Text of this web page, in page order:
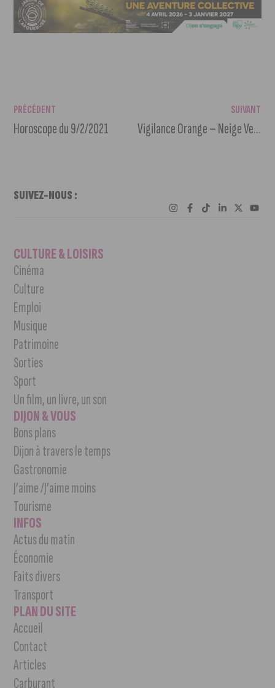
PRÉCÉDENT
Horoscope du 9/2/2021
SUIVANT
Vigilance Orange – Neige Verglas
SUIVEZ-NOUS :
CULTURE & LOISIRS
Cinéma
Culture
Emploi
Musique
Patrimoine
Sorties
Sport
Un film, un livre, un son
DIJON & VOUS
Bons plans
Dijon à travers le temps
Gastronomie
J’aime /J’aime moins
Tourisme
INFOS
Actus du matin
Économie
Faits divers
Transport
PLAN DU SITE
Accueil
Contact
Articles
Carburant